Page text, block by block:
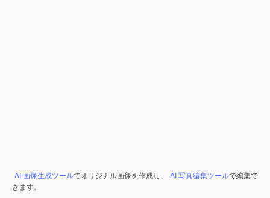
AI 画像生成ツールでオリジナル画像を作成し、 AI 写真編集ツールで編集で
きます。